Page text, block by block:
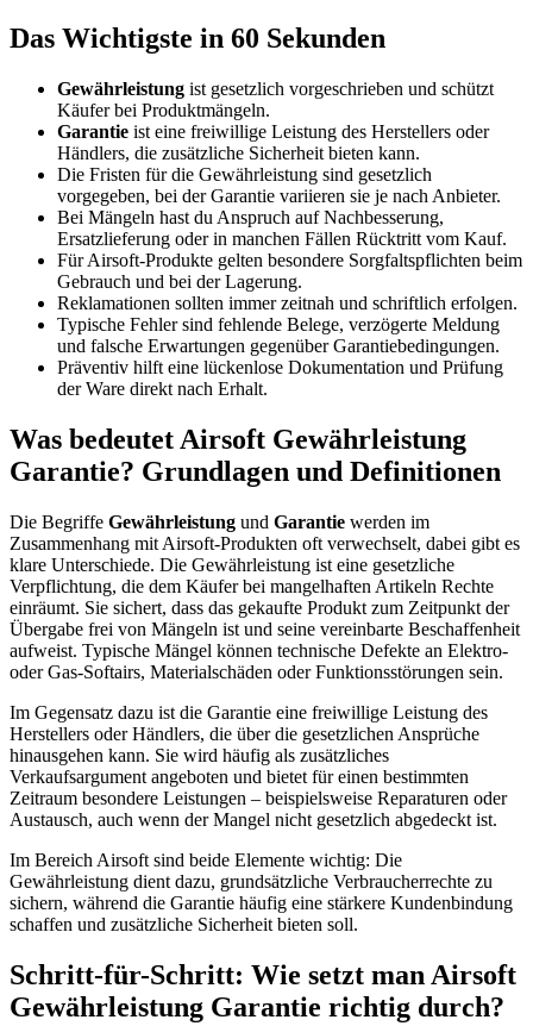
Das Wichtigste in 60 Sekunden
Gewährleistung ist gesetzlich vorgeschrieben und schützt
Käufer bei Produktmängeln.
Garantie ist eine freiwillige Leistung des Herstellers oder
Händlers, die zusätzliche Sicherheit bieten kann.
Die Fristen für die Gewährleistung sind gesetzlich
vorgegeben, bei der Garantie variieren sie je nach Anbieter.
Bei Mängeln hast du Anspruch auf Nachbesserung,
Ersatzlieferung oder in manchen Fällen Rücktritt vom Kauf.
Für Airsoft-Produkte gelten besondere Sorgfaltspflichten beim
Gebrauch und bei der Lagerung.
Reklamationen sollten immer zeitnah und schriftlich erfolgen.
Typische Fehler sind fehlende Belege, verzögerte Meldung
und falsche Erwartungen gegenüber Garantiebedingungen.
Präventiv hilft eine lückenlose Dokumentation und Prüfung
der Ware direkt nach Erhalt.
Was bedeutet Airsoft Gewährleistung
Garantie? Grundlagen und Definitionen
Die Begriffe Gewährleistung und Garantie werden im
Zusammenhang mit Airsoft-Produkten oft verwechselt, dabei gibt es
klare Unterschiede. Die Gewährleistung ist eine gesetzliche
Verpflichtung, die dem Käufer bei mangelhaften Artikeln Rechte
einräumt. Sie sichert, dass das gekaufte Produkt zum Zeitpunkt der
Übergabe frei von Mängeln ist und seine vereinbarte Beschaffenheit
aufweist. Typische Mängel können technische Defekte an Elektro-
oder Gas-Softairs, Materialschäden oder Funktionsstörungen sein.
Im Gegensatz dazu ist die Garantie eine freiwillige Leistung des
Herstellers oder Händlers, die über die gesetzlichen Ansprüche
hinausgehen kann. Sie wird häufig als zusätzliches
Verkaufsargument angeboten und bietet für einen bestimmten
Zeitraum besondere Leistungen – beispielsweise Reparaturen oder
Austausch, auch wenn der Mangel nicht gesetzlich abgedeckt ist.
Im Bereich Airsoft sind beide Elemente wichtig: Die
Gewährleistung dient dazu, grundsätzliche Verbraucherrechte zu
sichern, während die Garantie häufig eine stärkere Kundenbindung
schaffen und zusätzliche Sicherheit bieten soll.
Schritt-für-Schritt: Wie setzt man Airsoft
Gewährleistung Garantie richtig durch?